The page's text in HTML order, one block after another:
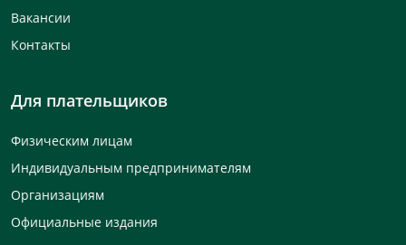
Вакансии
Контакты
Для плательщиков
Физическим лицам
Индивидуальным предпринимателям
Организациям
Официальные издания